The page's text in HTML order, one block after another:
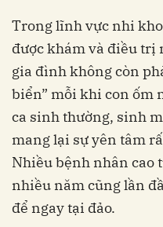
Trong lĩnh vực nhi
được khám và điều trị
gia đình không còn
biển” mỗi khi con ốm
ca sinh thường, sinh
mang lại sự yên tâm
Nhiều bệnh nhân cao
nhiều năm cũng lần
để ngay tại đảo.